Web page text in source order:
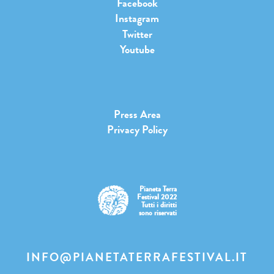
Facebook
Instagram
Twitter
Youtube
Press Area
Privacy Policy
Pianeta Terra
Festival 2022
Tutti i diritti
sono riservati
INFO@PIANETATERRAFESTIVAL.IT